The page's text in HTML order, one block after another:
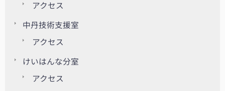
アクセス
中丹技術支援室
アクセス
けいはんな分室
アクセス